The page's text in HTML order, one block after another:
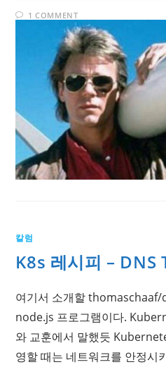
1 COMMENT
칼럼
K8s 레시피 – DNS
여기서 소개할
node.js 프로그램이다.
와 교훈에서 말했듯
영할 때는 네트워크를 안정시